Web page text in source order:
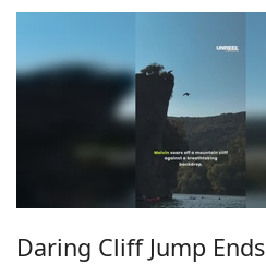
Daring Cliff Jump